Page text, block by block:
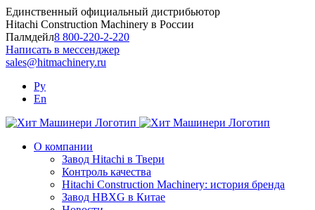
Skip
to
content
Единственный официальный дистрибьютор
Hitachi Construction Machinery в России
Палмдейл8 800-220-2-220
Написать в мессенджер
sales@hitmachinery.ru
Ру
En
О компании
Завод Hitachi в Твери
Контроль качества
Hitachi Construction Machinery: история бренда
Завод HBXG в Китае